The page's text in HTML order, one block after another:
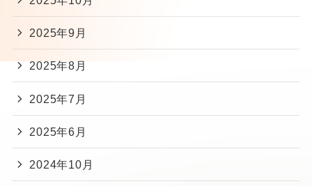
2025年9月
2025年8月
2025年7月
2025年6月
2024年10月